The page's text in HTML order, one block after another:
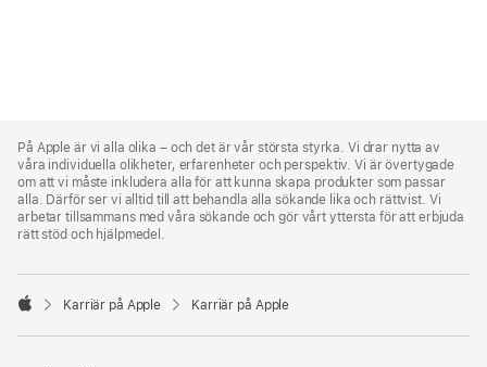
Footer
På Apple är vi alla olika – och det är vår största styrka. Vi drar nytta av
våra individuella olikheter, erfarenheter och perspektiv. Vi är övertygade
om att vi måste inkludera alla för att kunna skapa produkter som passar
alla. Därför ser vi alltid till att behandla alla sökande lika och rättvist. Vi
arbetar tillsammans med våra sökande och gör vårt yttersta för att erbjuda
rätt stöd och hjälpmedel.

Karriär på Apple Karriär på Apple